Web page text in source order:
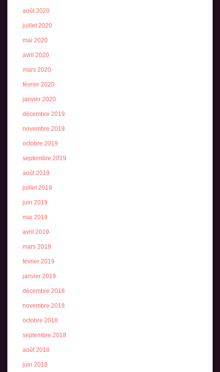
août 2020
juillet 2020
mai 2020
avril 2020
mars 2020
février 2020
janvier 2020
décembre 2019
novembre 2019
octobre 2019
septembre 2019
août 2019
juillet 2019
juin 2019
mai 2019
avril 2019
mars 2019
février 2019
janvier 2019
décembre 2018
novembre 2018
octobre 2018
septembre 2018
août 2018
juin 2018